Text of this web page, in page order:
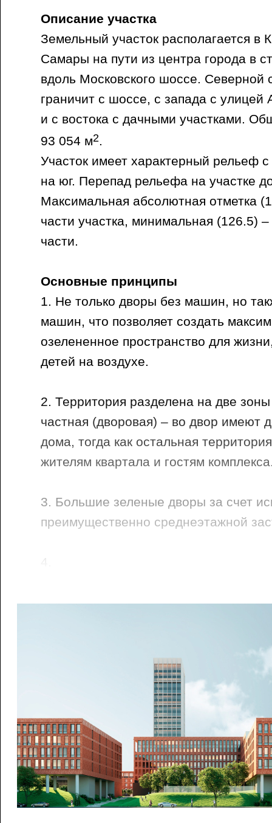
Описание участка
Земельный участок располагается в
Самары на пути из центра города в
вдоль Московского шоссе. Северной
граничит с шоссе, с запада с улицей
и с востока с дачными участками.
93 054 м2.
Участок имеет характерный рельеф
на юг. Перепад рельефа на участке
Максимальная абсолютная отметка
части участка, минимальная (126.5)
части.
Основные принципы
1. Не только дворы без машин, но
машин, что позволяет создать
озелененное пространство для
детей на воздухе.
2. Территория разделена на две
частная (дворовая) – во двор имеют
дома, тогда как остальная
жителям квартала и гостям
3. Большие зеленые дворы за счет
преимущественно среднеэтажной